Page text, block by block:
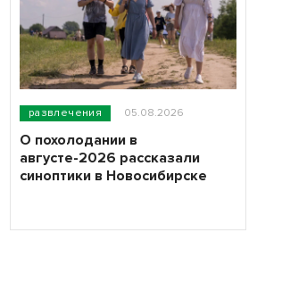
развлечения 05.08.2026
О похолодании в
августе-2026 рассказали
синоптики в Новосибирске